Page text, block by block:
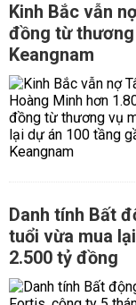
Kinh Bắc vẫn
đồng từ
Keangnam
Danh tính Bất
tuổi vừa mua
2.500 tỷ đồng